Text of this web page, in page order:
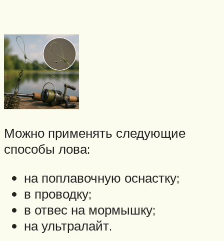
Можно применять следующие
способы лова:
на поплавочную оснастку;
в проводку;
в отвес на мормышку;
на ультралайт.